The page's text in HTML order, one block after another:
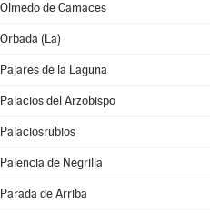
Olmedo de Camaces
Orbada (La)
Pajares de la Laguna
Palacios del Arzobispo
Palaciosrubios
Palencia de Negrilla
Parada de Arriba